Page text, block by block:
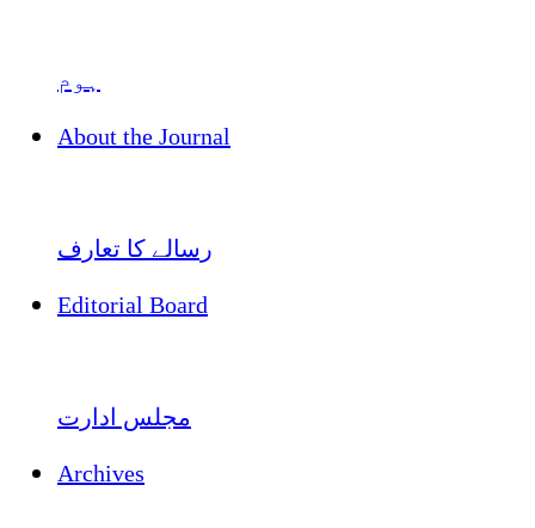
ہوم
About the Journal
رسالے کا تعارف
Editorial Board
مجلس ادارت
Archives